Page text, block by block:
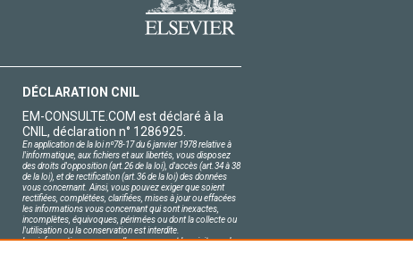
DÉCLARATION CNIL
EM-CONSULTE.COM est déclaré à la
CNIL, déclaration n° 1286925.
En application de la loi nº78-17 du 6 janvier 1978 relative à
l'informatique, aux fichiers et aux libertés, vous disposez
des droits d'opposition (art.26 de la loi), d'accès (art.34 à 38
de la loi), et de rectification (art.36 de la loi) des données
vous concernant. Ainsi, vous pouvez exiger que soient
rectifiées, complétées, clarifiées, mises à jour ou effacées
les informations vous concernant qui sont inexactes,
incomplètes, équivoques, périmées ou dont la collecte ou
l'utilisation ou la conservation est interdite.
Les informations personnelles concernant les visiteurs de